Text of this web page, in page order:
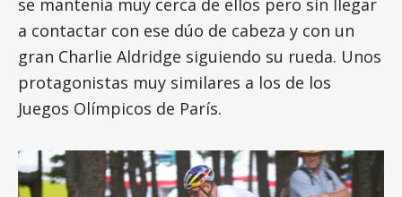
se mantenía muy cerca de ellos pero sin llegar
a contactar con ese dúo de cabeza y con un
gran Charlie Aldridge siguiendo su rueda. Unos
protagonistas muy similares a los de los
Juegos Olímpicos de París.